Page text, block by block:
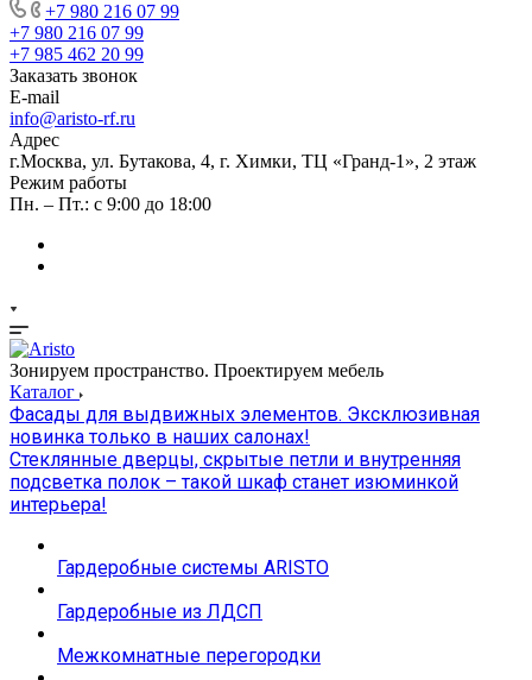
+7 980 216 07 99
+7 980 216 07 99
+7 985 462 20 99
Заказать звонок
E-mail
info@aristo-rf.ru
Адрес
г.Москва, ул. Бутакова, 4, г. Химки, ТЦ «Гранд-1», 2 этаж
Режим работы
Пн. – Пт.: с 9:00 до 18:00
Зонируем пространство. Проектируем мебель
Каталог
Фасады для выдвижных элементов. Эксклюзивная
новинка только в наших салонах!
Стеклянные дверцы, скрытые петли и внутренняя
подсветка полок – такой шкаф станет изюминкой
интерьера!
Гардеробные системы ARISTO
Гардеробные из ЛДСП
Межкомнатные перегородки